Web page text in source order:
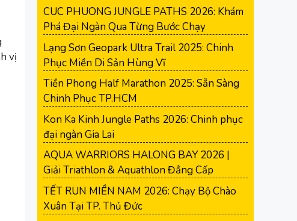
vị
CUC PHUONG JUNGLE PATHS 2026: Khám
Phá Đại Ngàn Qua Từng Bước Chạy
Lạng Sơn Geopark Ultra Trail 2025: Chinh
Phục Miền Di Sản Hùng Vĩ
Tiền Phong Half Marathon 2025: Sẵn Sàng
Chinh Phục TP.HCM
Kon Ka Kinh Jungle Paths 2026: Chinh phục
đại ngàn Gia Lai
AQUA WARRIORS HALONG BAY 2026 |
Giải Triathlon & Aquathlon Đẳng Cấp
TẾT RUN MIỀN NAM 2026: Chạy Bộ Chào
Xuân Tại TP. Thủ Đức